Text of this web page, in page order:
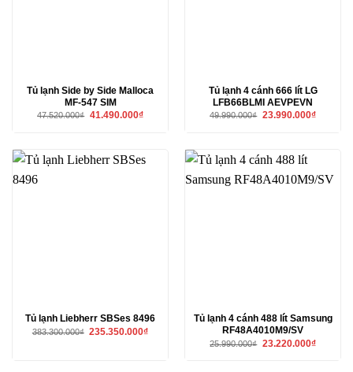
Tủ lạnh Side by Side Malloca
MF-547 SIM
47.520.000₫ Giá
41.490.000₫Giá
41.490.000₫.
Tủ lạnh 4 cánh 666 lít LG
LFB66BLMI AEVPEVN
49.990.000₫ Giá
23.990.000₫Giá
Tủ lạnh Liebherr SBSes 8496
383.300.000₫ Giá
235.350.000₫Giá
Tủ lạnh 4 cánh 488 lít Samsung
RF48A4010M9/SV
25.990.000₫ Giá
23.220.000₫Giá